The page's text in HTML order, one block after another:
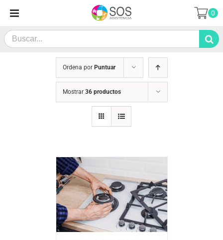
contenido
Search
for:
0
Ordena por Puntuar
Mostrar 36 productos